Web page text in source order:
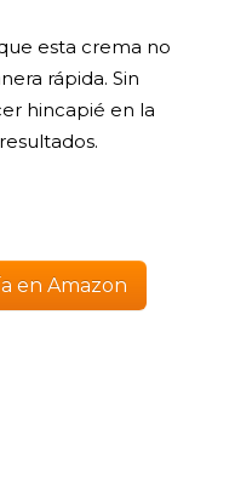
esta crema no
rápida. Sin
hincapié en la
en Amazon